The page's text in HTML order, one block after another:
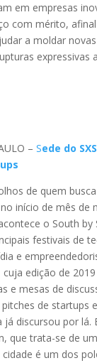
em empresas
com mérito,
a moldar
expressivas
– Sede do
de quem
início de mês de
o South by
festivais de
e
edição de
e mesas de
de startups
discursou por lá.
que trata-se de
é um dos